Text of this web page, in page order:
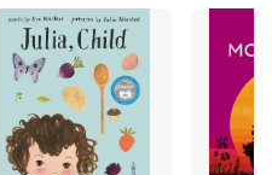
person's appearance,
of love.